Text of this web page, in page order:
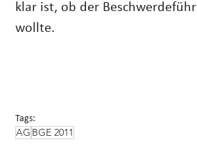
klar ist, ob der
wollte.
Tags:
AG BGE 2011